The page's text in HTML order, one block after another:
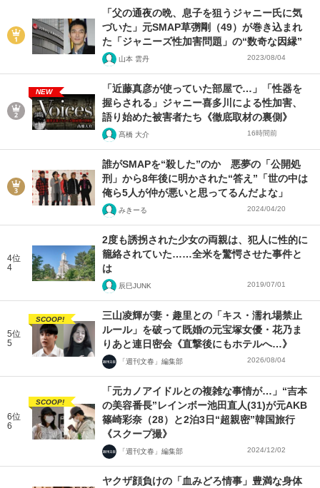
「父の通夜の晩、息子を狙うジャニー氏に気
づいた」元SMAP草彅剛（49）が巻き込まれ
た「ジャニーズ性加害問題」の“数奇な因縁”
山本 雲丹 2023/08/04
NEW
「近藤真彦が使っていた部屋で…」「性器を
握らされる」ジャニー喜多川による性加害、
語り始めた被害者たち《徹底取材の裏側》
髙橋 大介 16時間前
誰がSMAPを“殺した”のか 悪夢の「公開処
刑」から8年後に明かされた“答え”「世の中は
俺ら5人が仲が悪いと思ってるんだよな」
みきーる 2024/04/20
4位
4
2度も誘拐された少女の両親は、犯人に性的に
籠絡されていた……全米を驚愕させた事件と
は
辰巳JUNK 2019/07/01
5位
5
SCOOP!
三山凌輝が妻・趣里との「キス・濡れ場禁止
ルール」を破って既婚の元宝塚女優・花乃ま
りあと連日密会《直撃後にもホテルへ…》
「週刊文春」編集部 2026/08/04
6位
6
SCOOP!
「元カノアイドルとの複雑な事情が…」“吉本
の美容番長”レインボー池田直人(31)が元AKB
篠崎彩奈（28）と2泊3日“超親密”韓国旅行
《スクープ撮》
「週刊文春」編集部 2024/12/02
ヤクザ顔負けの「血みどろ情事」豊満な身体